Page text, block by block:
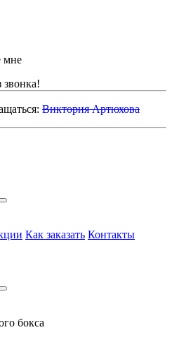
мне
звонка!
Виктория Артюхова
Как заказать Контакты
бокса